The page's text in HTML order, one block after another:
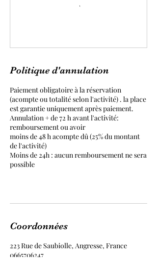
Politique d'annulation
Paiement obligatoire à la réservation
(acompte ou totalité selon l'activité) . la place
est garantie uniquement après paiement.
Annulation + de 72 h avant l'activité:
remboursement ou avoir
moins de 48 h acompte dû (25% du montant
de l'activité)
Moins de 24h : aucun remboursement ne sera
possible
Coordonnées
223 Rue de Saubiolle, Angresse, France
0665706247